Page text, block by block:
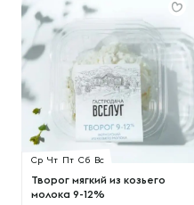
Ср Чт Пт Сб Вс
Творог мягкий из козьего
молока 9-12%